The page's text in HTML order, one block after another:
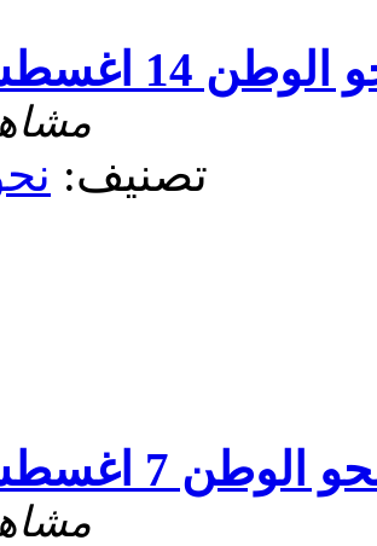
14 اغسطس 2016
379
تصنيف:
الوطن 7 اغسطس 2016
398